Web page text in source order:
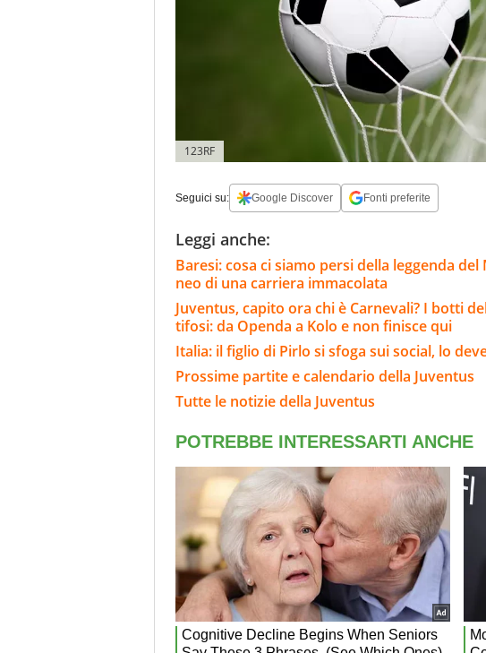
123RF
Seguici su: Google Discover Fonti preferite
Leggi anche:
Baresi: cosa ci siamo persi della leggenda
neo di una carriera immacolata
Juventus, capito ora chi è Carnevali? I botti
tifosi: da Openda a Kolo e non finisce qui
Italia: il figlio di Pirlo si sfoga sui social, lo
Prossime partite e calendario della Juventus
Tutte le notizie della Juventus